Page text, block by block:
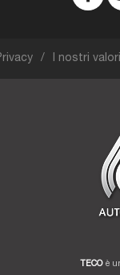
I nostri valori
TECO è